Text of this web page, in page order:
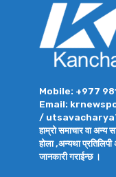
Mobile: +977
Email:
/
हाम्रो समाचार वा अन्य
होला ,अन्यथा
जानकारी गराईन्छ ।